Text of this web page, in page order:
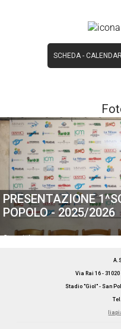
SCHEDA-
PRESENTAZIONE
POPOLO - 2025/2026
Generiche
Via Rai 16 -
Stadio "Giol" - San